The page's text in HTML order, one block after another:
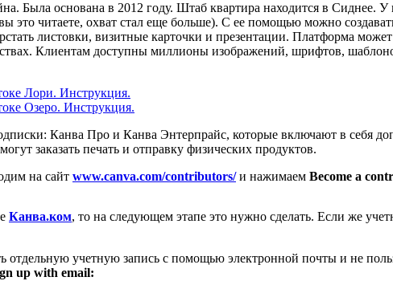
Была основана в 2012 году. Штаб квартира находится в Сиднее.
это читаете, охват стал еще больше). С ее помощью можно
листовки, визитные карточки и презентации. Платформа может
Клиентам доступны миллионы изображений, шрифтов,
Лори. Инструкция.
Озеро. Инструкция.
Канва Про и Канва Энтерпрайс, которые включают в себя
заказать печать и отправку физических продуктов.
на сайт www.canva.com/contributors/и нажимаем Become a
Канва.ком, то на следующем этапе это нужно сделать. Если же
отдельную учетную запись с помощью электронной почты и не
up with email: